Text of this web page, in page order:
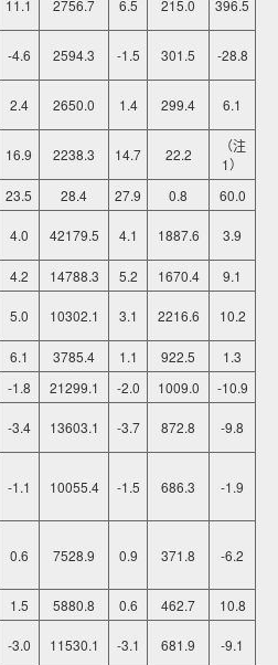
11.1 2756.7 6.5 215.0 396.5
-4.6 2594.3 -1.5 301.5 -28.8
2.4 2650.0 1.4 299.4 6.1
16.9 2238.3 14.7 22.2
（注
1）
23.5 28.4 27.9 0.8
60.0
4.0 42179.5 4.1 1887.6 3.9
4.2 14788.3 5.2 1670.4
9.1
5.0 10302.1 3.1 2216.6 10.2
6.1 3785.4 1.1 922.5
1.3
-1.8 21299.1 -2.0 1009.0
-10.9
-3.4 13603.1 -3.7 872.8 -9.8
-1.1 10055.4 -1.5 686.3 -1.9
0.6 7528.9 0.9 371.8 -6.2
1.5 5880.8 0.6 462.7
10.8
-3.0 11530.1 -3.1 681.9 -9.1